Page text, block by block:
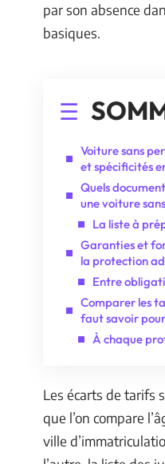
par son absence
basiques.
Voiture sans
et spécificités
Quels
une voiture
La liste à
Garanties et
la protection
Entre
Comparer les
faut savoir pour
À chaque
Les écarts de tarifs
que l’on compare
ville